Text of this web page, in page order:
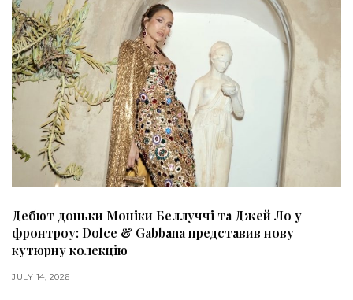
Дебют доньки Моніки Беллуччі та Джей Ло у
фронтроу: Dolce & Gabbana представив нову
кутюрну колекцію
JULY 14, 2026